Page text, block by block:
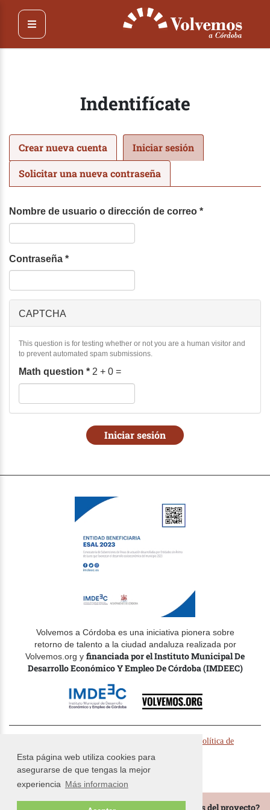
Esta página web utiliza cookies para
asegurarse de que tengas la mejor
experiencia Más informacion
contenido
principal
Indentifícate
Solapas
principales
Crear nueva cuenta Iniciar sesión
activa)
Solicitar una nueva contraseña
Nombre de usuario o dirección de correo *
Contraseña *
CAPTCHA
This question is for testing whether or not you are a human visitor and
to prevent automated spam submissions.
Math question * 2 + 0 =
Iniciar sesión
Volvemos a Córdoba es una iniciativa pionera sobre
retorno de talento a la ciudad andaluza realizada por
Volvemos.org y financiada por el Instituto Municipal De
Desarrollo Económico Y Empleo De Córdoba (IMDEEC)
Política de
privacidad- Términos y condiciones
¿Te gustaría estar al tanto de todas las novedades del proyecto?